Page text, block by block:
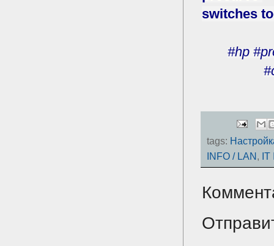
switches
#hp
tags:
INFO / LAN IT